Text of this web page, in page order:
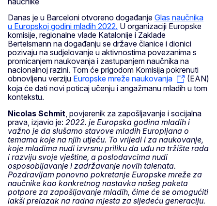
Danas je u Barceloni otvoreno događanje Glas naučnika
u Europskoj godini mladih 2022. U organizaciji Europske
komisije, regionalne vlade Katalonije i Zaklade
Bertelsmann na događanju se države članice i dionici
pozivaju na sudjelovanje u aktivnostima povezanima s
promicanjem naukovanja i zastupanjem naučnika na
nacionalnoj razini. Tom će prigodom Komisija pokrenuti
obnovljenu verziju Europske mreže naukovanja
(EAN)
koja će dati novi poticaj učenju i angažmanu mladih u tom
kontekstu.
Nicolas Schmit , povjerenik za zapošljavanje i socijalna
prava, izjavio je: 2022. je Europska godina mladih i
važno je da slušamo stavove mladih Europljana o
temama koje na njih utječu. To vrijedi i za naukovanje,
koje mladima nudi izvrsnu priliku da uđu na tržište rada
i razviju svoje vještine, a poslodavcima nudi
osposobljavanje i zadržavanje novih talenata.
Pozdravljam ponovno pokretanje Europske mreže za
naučnike kao konkretnog nastavka našeg paketa
potpore za zapošljavanje mladih, čime će se omogućiti
lakši prelazak na radna mjesta za sljedeću generaciju.